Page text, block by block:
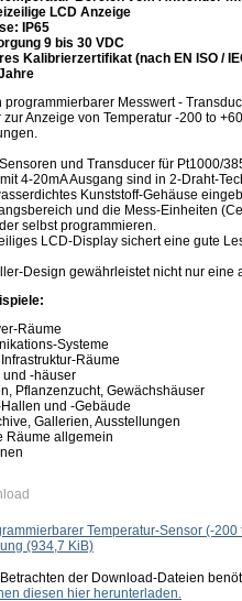
LCD Anzeige
IP65
9 bis 30 VDC
Kalibrierzertifikat (nach EN ISO /
programmierbarer Messwert -
Anzeige von Temperatur -200 to
und Transducer für Pt1000/
4-20mA Ausgang sind in 2-Draht-
Kunststoff-Gehäuse
und die Mess-Einheiten
selbst programmieren.
LCD-Display sichert eine gute
Design gewährleistet nicht nur
Räume
Systeme
Räume
-häuser
Pflanzenzucht, Gewächshäuser
und -Gebäude
Gallerien, Ausstellungen
Räume allgemein
Temperatur-Sensor (-
(934,7 KiB)
der Download-Dateien
diesen hier herunterladen.